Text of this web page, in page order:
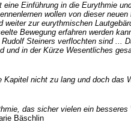
eine Einführung in die Eurythmie
wollen von dieser
weiter zur eurythmischen
Bewegung erfahren werden
Steiners verflochten sind ...
und in der Kürze
Kapitel nicht zu lang und doch das
das sicher vielen ein besseres
Bäschlin